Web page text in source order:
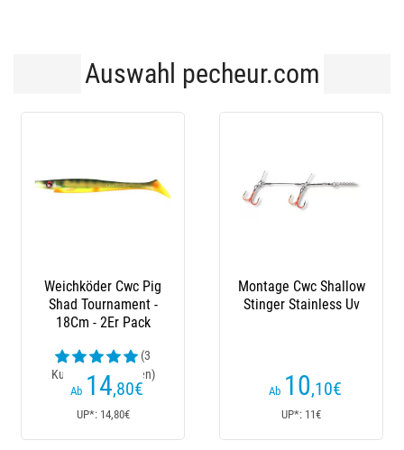
Auswahl pecheur.com
Weichköder Cwc Pig
Shad Tournament -
18Cm - 2Er Pack
(3
Kundenrezensionen)
Ab 14,80€
UP*: 14,80€
Montage Cwc Shallow
Stinger Stainless Uv
Ab 10,10€
UP*: 11€